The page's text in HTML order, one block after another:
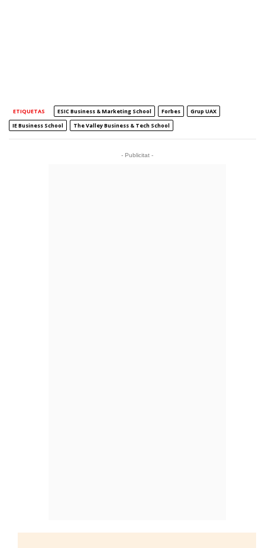
ETIQUETAS ESIC Business & Marketing School Forbes
Grup UAX
IE Business School
The Valley Business & Tech School
- Publicitat -